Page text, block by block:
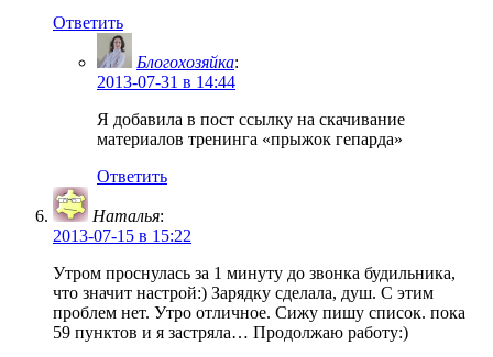
Ответить
Блогохозяйка:
2013-07-31 в 14:44
Я добавила в пост ссылку на скачивание
материалов тренинга «прыжок гепарда»
Ответить
Наталья:
2013-07-15 в 15:22
Утром проснулась за 1 минуту до звонка будильника,
что значит настрой:) Зарядку сделала, душ. С этим
проблем нет. Утро отличное. Сижу пишу список. пока
59 пунктов и я застряла… Продолжаю работу:)